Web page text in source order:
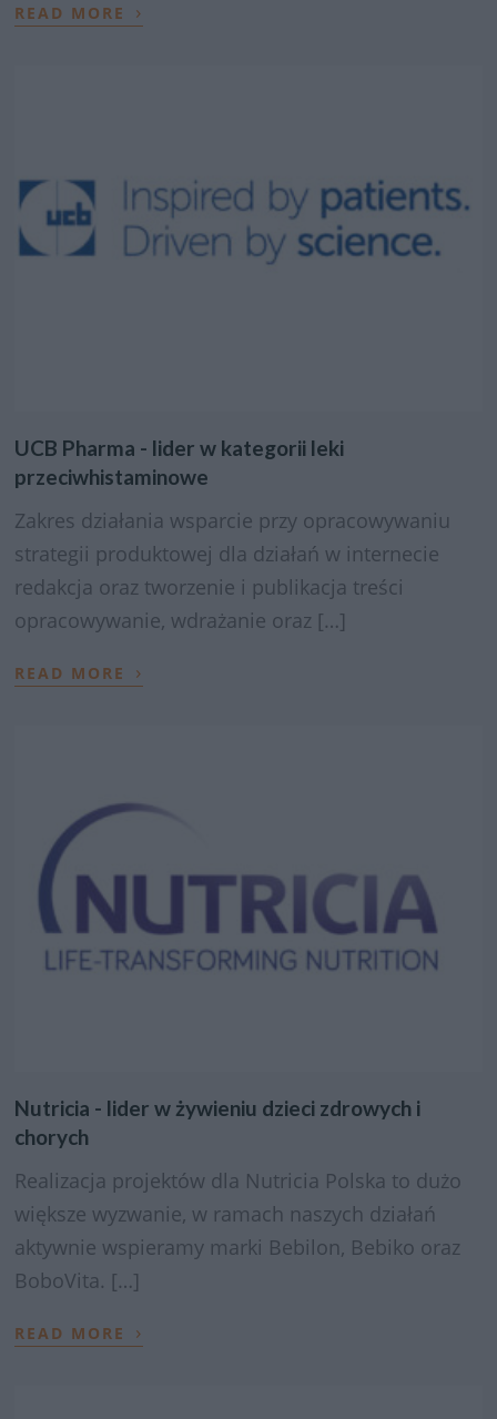
READ MORE ›
UCB Pharma - lider w kategorii leki
przeciwhistaminowe
Zakres działania wsparcie przy opracowywaniu
strategii produktowej dla działań w internecie
redakcja oraz tworzenie i publikacja treści
opracowywanie, wdrażanie oraz […]
READ MORE ›
Nutricia - lider w żywieniu dzieci zdrowych i
chorych
Realizacja projektów dla Nutricia Polska to dużo
większe wyzwanie, w ramach naszych działań
aktywnie wspieramy marki Bebilon, Bebiko oraz
BoboVita. […]
READ MORE ›